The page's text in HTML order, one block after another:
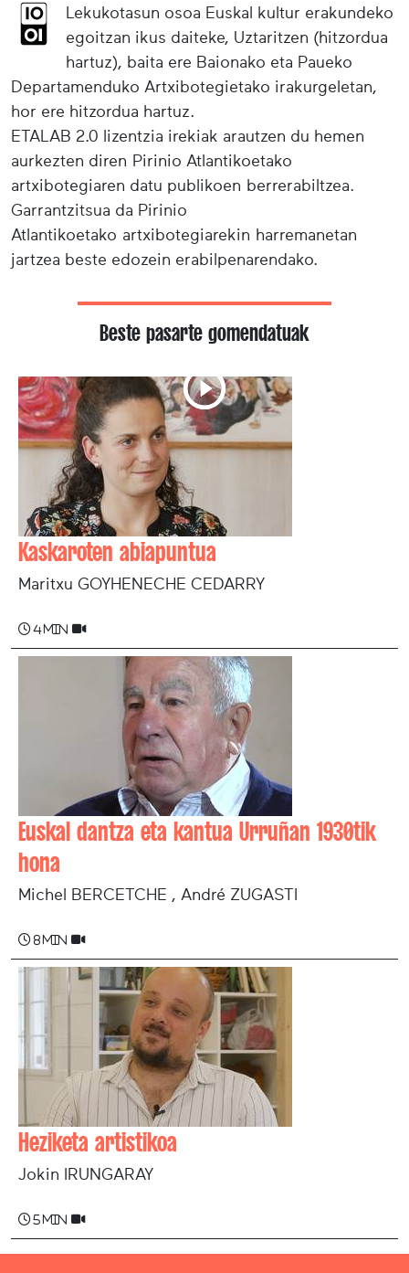
Lekukotasun osoa Euskal kultur erakundeko
egoitzan ikus daiteke, Uztaritzen (hitzordua
hartuz), baita ere Baionako eta Paueko
Departamenduko Artxibotegietako irakurgeletan,
hor ere hitzordua hartuz.
ETALAB 2.0 lizentzia irekiak arautzen du hemen
aurkezten diren Pirinio Atlantikoetako
artxibotegiaren datu publikoen berrerabiltzea.
Garrantzitsua da Pirinio
Atlantikoetako artxibotegiarekin harremanetan
jartzea beste edozein erabilpenarendako.
Beste pasarte gomendatuak
Kaskaroten abiapuntua
Maritxu GOYHENECHE CEDARRY
4 min
Euskal dantza eta kantua Urruñan 1930tik
hona
Michel BERCETCHE , André ZUGASTI
8 min
Heziketa artistikoa
Jokin IRUNGARAY
5 min